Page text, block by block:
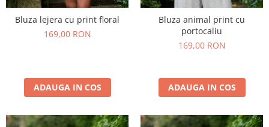
Bluza lejera cu print floral
169,00 RON
ADAUGA IN COS
Bluza animal print cu
portocaliu
169,00 RON
ADAUGA IN COS